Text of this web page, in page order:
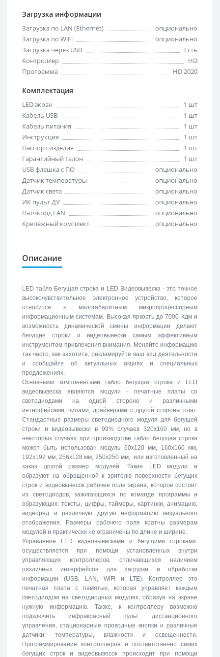
Загрузка информации
Загрузка по LAN (Ethernet)
опционально
Загрузка по WiFi
опционально
Загрузка через USB
Есть
Контроллер
HD
Программа
HD 2020
Комплектация
LED экран
1 шт
Кабель USB
1 шт
Кабель питания
1 шт
Инструкция
1 шт
Паспорт изделия
1 шт
Гарантийный талон
1 шт
USB флешка с ПО
опционально
Датчик температуры
опционально
Датчик света
опционально
ИК пульт ДУ
опционально
Патчкорд LAN
опционально
Крепежный комплект
опционально
Описание
LED табло Бегущая строка и LED Видеовывеска - это точное
высокочувствительное электронное устройство, которое
относится к малогабаритным микропроцессорным
информационным системам. Высокая яркость до 7000 Кдм и
возможность динамической смены информации делают
бегущие строки и видеовывески самым эффективным
инструментом привлечения внимания. Меняйте информацию
так часто, как захотите, рекламируйте ваш вид деятельности
и сообщайте об актуальных акциях и специальных
предложениях.
Основными компонентами табло бегущая строка и LED
видеовывеска являются модули - печатные платы со
светодиодами на одной стороне и различными
интерфейсами, чипами, драйверами с другой стороны плат.
Стандартные размеры светодиодного модуля для бегущей
строки и видеовывески в 99% случаев 320х160 мм, но в
некоторых случаях при производстве табло бегущая строка
может быть использован модуль 60х120 мм, 160х160 мм,
192х192 мм, 256х128 мм, 250х250 мм, или изготовленный на
заказ другой размер модулей. Такие LED модули и
образуют на обращенной к зрителю поверхности бегущих
строк и видеовывесок рабочее поле экрана, которое состоит
из светодиодов, зажигающихся по команде программы и
образующих: тексты, цифры, таймеры, картинки, анимацию,
видеоряд и различную другую информацию визуального
отображения. Размеры рабочего поля кратны размерам
модулей и практически не ограничены по длине и ширине.
Управление LED видеовывесками и бегущими строками
осуществляется при помощи установленных внутри
управляющих контроллеров, отличающихся наличием
различных интерфейсов для загрузки и обработки
информации (USB, LAN, WiFi и LTE). Контроллер это
печатная плата с памятью, которая управляет каждым
светодиодом на светодиодных модулях, образуя на экране
нужную информацию. Также, к контроллеру возможно
подключить инфракрасный пульт дистанционного
управления, стационарные проводные кнопки и различные
датчики: температуры, влажности и освещенности.
Программирование контроллеров и соответственно самих
бегущих строк и видеовывесок происходит при помощи